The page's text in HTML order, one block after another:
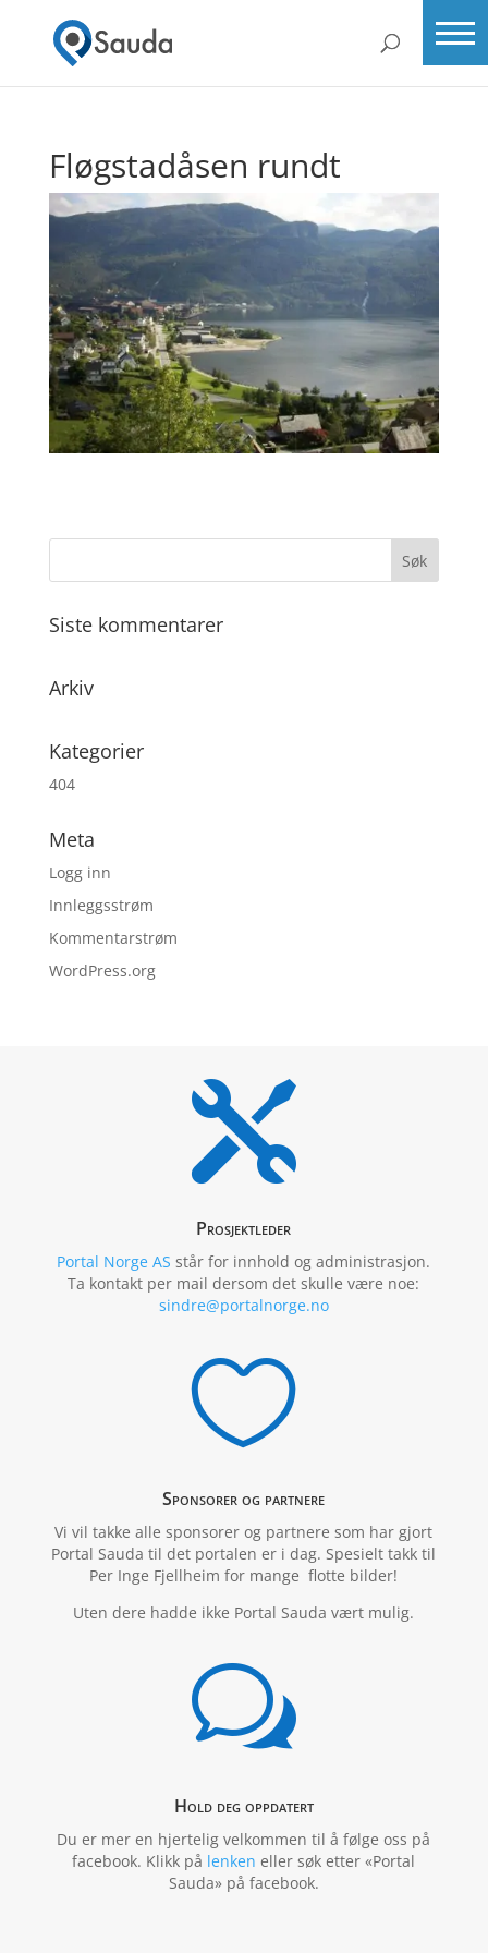
Fløgstadåsen rundt
Siste kommentarer
Arkiv
Kategorier
404
Meta
Logg inn
Innleggsstrøm
Kommentarstrøm
WordPress.org

Prosjektleder
Portal Norge AS står for innhold og administrasjon.
Ta kontakt per mail dersom det skulle være noe:
sindre@portalnorge.no

Sponsorer og partnere
Vi vil takke alle sponsorer og partnere som har gjort
Portal Sauda til det portalen er i dag. Spesielt takk til
Per Inge Fjellheim for mange flotte bilder!
Uten dere hadde ikke Portal Sauda vært mulig.
w
Hold deg oppdatert
Du er mer en hjertelig velkommen til å følge oss på
facebook. Klikk på lenken eller søk etter «Portal
Sauda» på facebook.